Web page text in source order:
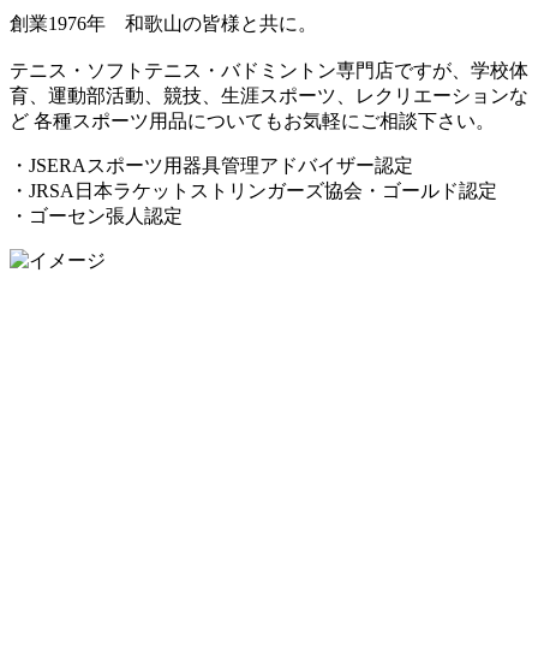
創業1976年 和歌山の皆様と共に。
テニス・ソフトテニス・バドミントン専門店ですが、学校体
育、運動部活動、競技、生涯スポーツ、レクリエーションな
ど 各種スポーツ用品についてもお気軽にご相談下さい。
・JSERAスポーツ用器具管理アドバイザー認定
・JRSA日本ラケットストリンガーズ協会・ゴールド認定
・ゴーセン張人認定